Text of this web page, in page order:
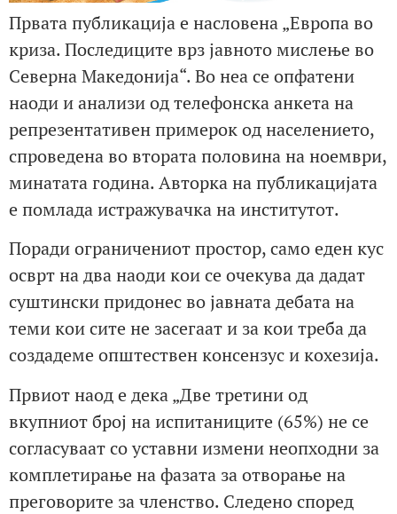
Првата публикација е насловена „Европа во
криза. Последиците врз јавното мислење во
Северна Македонија“. Во неа се опфатени
наоди и анализи од телефонска анкета на
репрезентативен примерок од населението,
спроведена во втората половина на ноември,
минатата година. Авторка на публикацијата
е помлада истражувачка на институтот.
Поради ограничениот простор, само еден кус
осврт на два наоди кои се очекува да дадат
суштински придонес во јавната дебата на
теми кои сите не засегаат и за кои треба да
создадеме општествен консензус и кохезија.
Првиот наод е дека „Две третини од
вкупниот број на испитаниците (65%) не се
согласуваат со уставни измени неопходни за
комплетирање на фазата за отворање на
преговорите за членство. Следено според